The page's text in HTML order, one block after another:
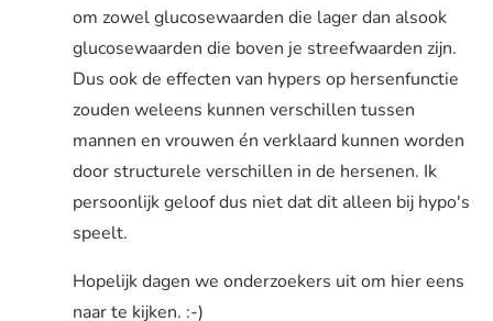
om zowel glucosewaarden die lager dan alsook
glucosewaarden die boven je streefwaarden zijn.
Dus ook de effecten van hypers op hersenfunctie
zouden weleens kunnen verschillen tussen
mannen en vrouwen én verklaard kunnen worden
door structurele verschillen in de hersenen. Ik
persoonlijk geloof dus niet dat dit alleen bij hypo's
speelt.
Hopelijk dagen we onderzoekers uit om hier eens
naar te kijken. :-)